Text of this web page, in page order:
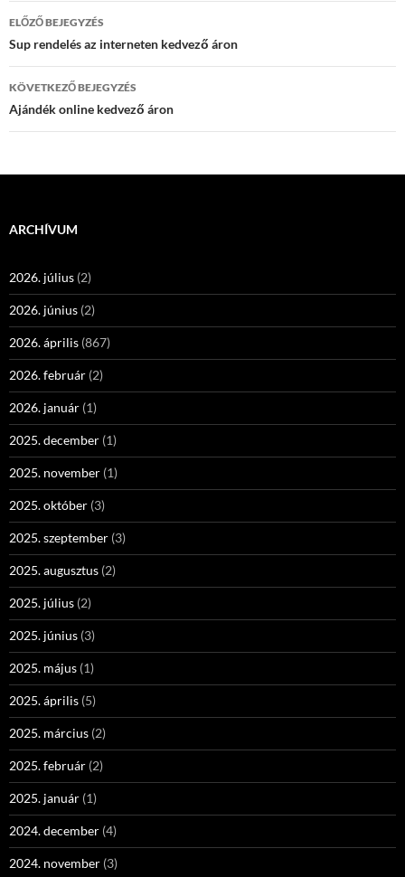
Bejegyzések
navigációja
ELŐZŐ BEJEGYZÉS
Sup rendelés az interneten kedvező áron
KÖVETKEZŐ BEJEGYZÉS
Ajándék online kedvező áron
ARCHÍVUM
2026. július (2)
2026. június (2)
2026. április (867)
2026. február (2)
2026. január (1)
2025. december (1)
2025. november (1)
2025. október (3)
2025. szeptember (3)
2025. augusztus (2)
2025. július (2)
2025. június (3)
2025. május (1)
2025. április (5)
2025. március (2)
2025. február (2)
2025. január (1)
2024. december (4)
2024. november (3)